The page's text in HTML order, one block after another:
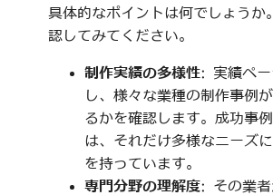
具体的なポイントは何でしょうか
認してみてください。
制作実績の多様性: 実績ペー
し、様々な業種の制作事例
るかを確認します。成功事
は、それだけ多様なニーズ
を持っています。
専門分野の理解度: その業者